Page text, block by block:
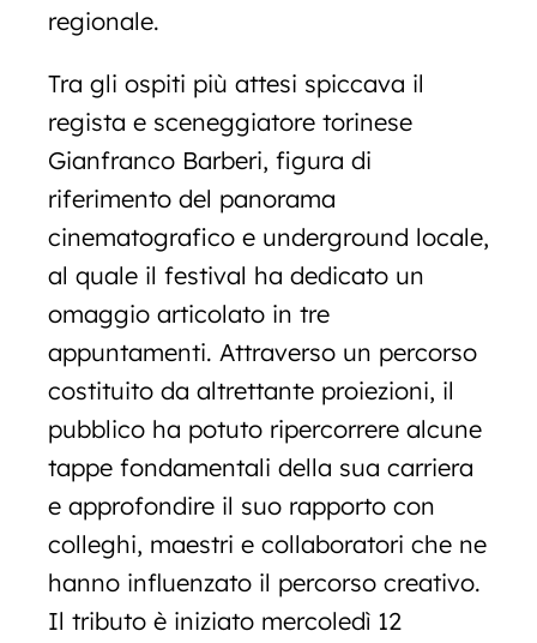
regionale.
Tra gli ospiti più attesi spiccava il
regista e sceneggiatore torinese
Gianfranco Barberi, figura di
riferimento del panorama
cinematografico e underground locale,
al quale il festival ha dedicato un
omaggio articolato in tre
appuntamenti. Attraverso un percorso
costituito da altrettante proiezioni, il
pubblico ha potuto ripercorrere alcune
tappe fondamentali della sua carriera
e approfondire il suo rapporto con
colleghi, maestri e collaboratori che ne
hanno influenzato il percorso creativo.
Il tributo è iniziato mercoledì 12